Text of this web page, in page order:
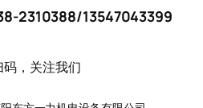
2310388/13547043399
码，关注我们